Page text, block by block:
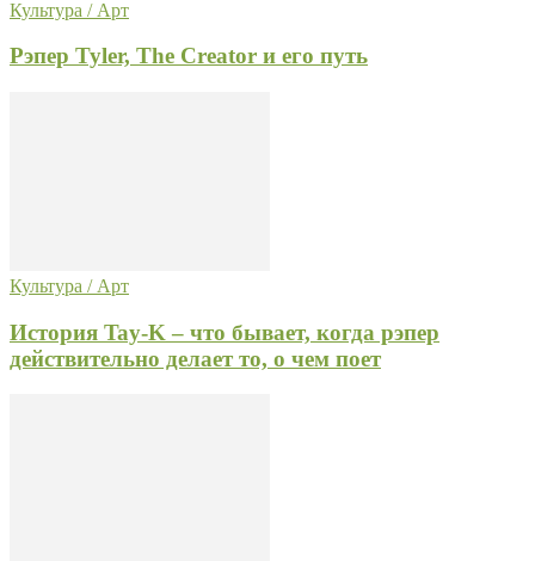
Культура / Арт
Рэпер Tyler, The Creator и его путь
Культура / Арт
История Tay-K – что бывает, когда рэпер
действительно делает то, о чем поет